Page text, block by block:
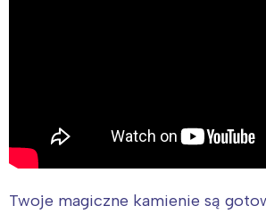
Twoje magiczne kamienie są